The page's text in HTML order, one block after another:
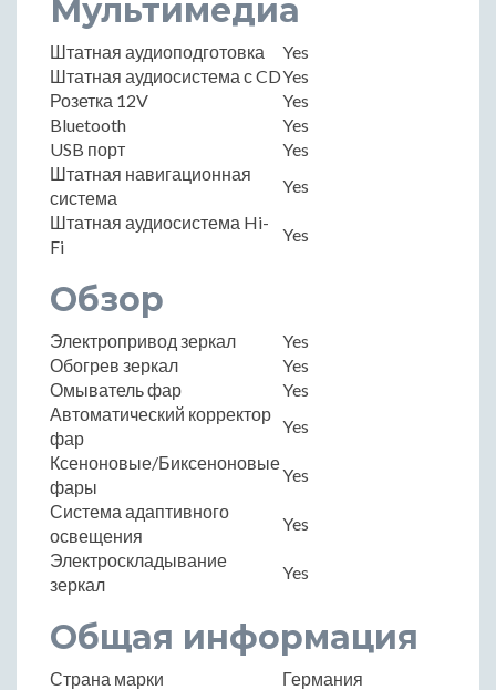
Мультимедиа
Штатная аудиоподготовка
Yes
Штатная аудиосистема с CDYes
Розетка 12V
Yes
Bluetooth
Yes
USB порт
Yes
Штатная навигационная
система
Yes
Штатная аудиосистема Hi-
Fi
Yes
Обзор
Электропривод зеркал
Yes
Обогрев зеркал
Yes
Омыватель фар
Yes
Автоматический корректор
фар
Yes
Ксеноновые/Биксеноновые
фары
Yes
Система адаптивного
освещения
Yes
Электроскладывание
зеркал
Yes
Общая информация
Страна марки
Германия